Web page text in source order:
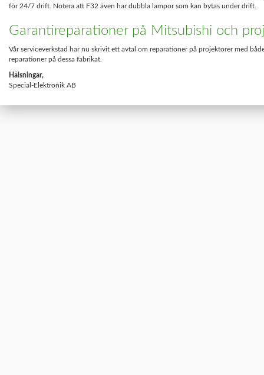
för 24/7 drift. Notera att F32 även har dubbla lampor som kan bytas under drift.
Garantireparationer på Mitsubishi och
Vår serviceverkstad har nu skrivit ett avtal om reparationer på projektorer med
reparationer på dessa fabrikat.
Hälsningar,
Special-Elektronik AB